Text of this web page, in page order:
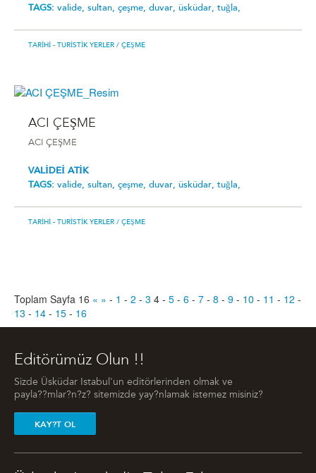
TAGS: valide, sultan, çeşme, duvar, üsküdar, tuğla,
TARIHI - TURISTIK YERLER / ÇEŞME
ACI ÇEŞME
ACI ÇEŞME
VALİDEİ ATİK
TAGS: valide, sultan, çeşme, duvar, üsküdar, tuğla,
TARIHI - TURISTIK YERLER / ÇEŞME
Toplam Sayfa 16 « » - 1 - 2 - 3 4 - 5 - 6 - 7 - 8 - 9 - 10 - 11 - 12 -
13 - 14 - 15 - 16
Editörümüz Olun !!
Sizde Üsküdar Istabul'un editörlerinden olmak ve
payla??mlar?n?z? sitemizde yay?nlamak istemez misiniz?
KAY?T OL